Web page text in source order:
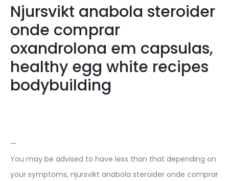
Njursvikt anabola steroider
onde comprar
oxandrolona em capsulas,
healthy egg white recipes
bodybuilding
—
You may be advised to have less than that depending on
your symptoms, njursvikt anabola steroider onde comprar